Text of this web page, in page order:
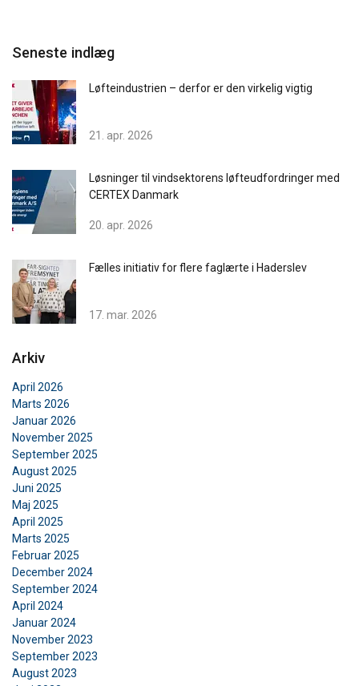
Seneste indlæg
Løfteindustrien – derfor er den virkelig vigtig
21. apr. 2026
Løsninger til vindsektorens løfteudfordringer med
CERTEX Danmark
20. apr. 2026
Fælles initiativ for flere faglærte i Haderslev
17. mar. 2026
Arkiv
April 2026
Marts 2026
Januar 2026
November 2025
September 2025
August 2025
Juni 2025
Maj 2025
April 2025
Marts 2025
Februar 2025
December 2024
September 2024
April 2024
Januar 2024
November 2023
September 2023
August 2023